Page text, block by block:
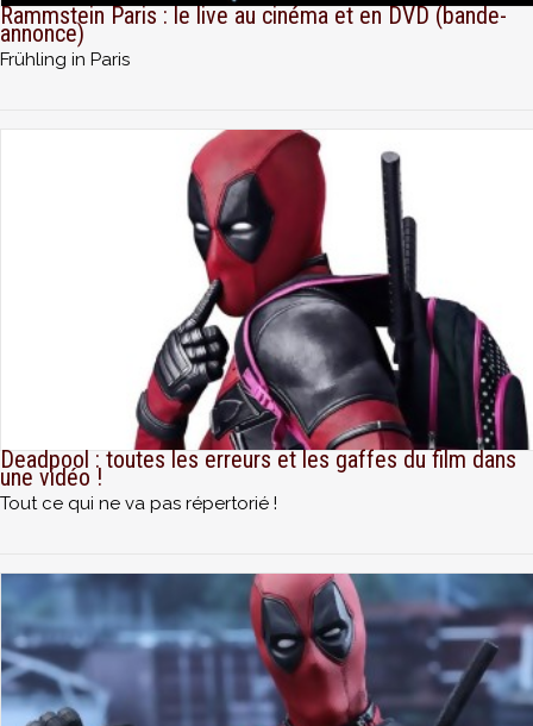
Rammstein Paris : le live au cinéma et en DVD (bande-
annonce)
Frühling in Paris
Deadpool : toutes les erreurs et les gaffes du film dans
une vidéo !
Tout ce qui ne va pas répertorié !